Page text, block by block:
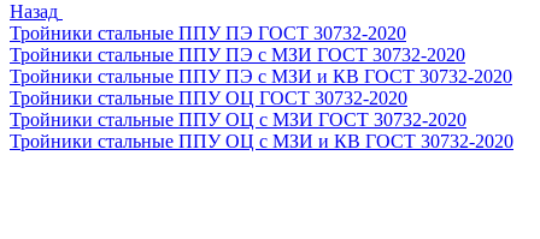
Назад
Тройники стальные ППУ ПЭ ГОСТ 30732-2020
Тройники стальные ППУ ПЭ с МЗИ ГОСТ 30732-2020
Тройники стальные ППУ ПЭ с МЗИ и КВ ГОСТ 30732-2020
Тройники стальные ППУ ОЦ ГОСТ 30732-2020
Тройники стальные ППУ ОЦ с МЗИ ГОСТ 30732-2020
Тройники стальные ППУ ОЦ с МЗИ и КВ ГОСТ 30732-2020